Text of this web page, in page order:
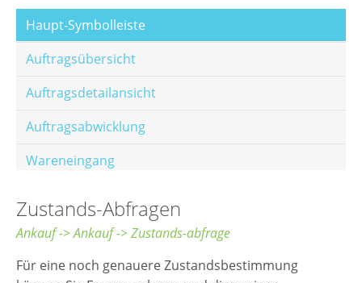
Haupt-Symbolleiste
Auftragsübersicht
Auftragsdetailansicht
Auftragsabwicklung
Wareneingang
E-Mail-Templates
Automatische Preisberechnung
Zustands-Abfragen
Ankauf -> Ankauf -> Zustands-abfrage
Für eine noch genauere Zustandsbestimmung